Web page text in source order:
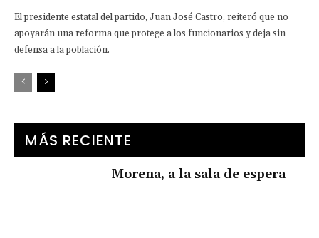
El presidente estatal del partido, Juan José Castro, reiteró que no
apoyarán una reforma que protege a los funcionarios y deja sin
defensa a la población.
MÁS RECIENTE
Morena, a la sala de espera